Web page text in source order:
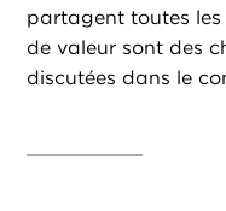
partagent toutes les
de valeur sont des
discutées dans le